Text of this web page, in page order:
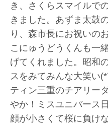
き、さくらスマイルで
きました。あずま太鼓
り、森市長にお祝いの
こにゅうどうくんも一
げてくれました。昭和
スをみてみんな大笑い
ティン三重のチアリー
やか！ミスユニバース
顔が小さくて桜に負け